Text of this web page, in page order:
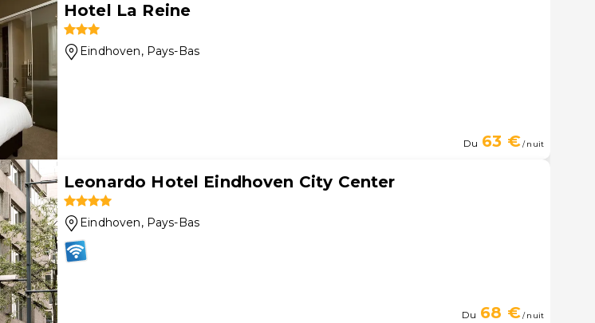
Hotel La Reine
Eindhoven, Pays-Bas
Du 63 €/ nuit
Leonardo Hotel Eindhoven City Center
Eindhoven, Pays-Bas
Du 68 €/ nuit